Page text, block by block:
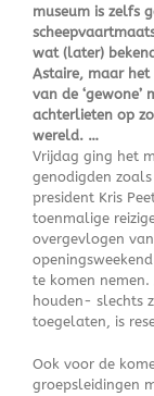
museum is zelfs
wat (later)
Astaire, maar
van de ‘gewone’
achterlieten op
wereld. …
Vrijdag ging het
genodigden
president Kris
toenmalige
overgevlogen
te komen
houden- slechts
toegelaten, is
Ook voor de
groepsleidingen